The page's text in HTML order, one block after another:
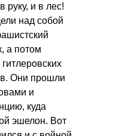
руку, и в лес!
над собой
а потом
Они прошли
и
куда
эшелон. Вот